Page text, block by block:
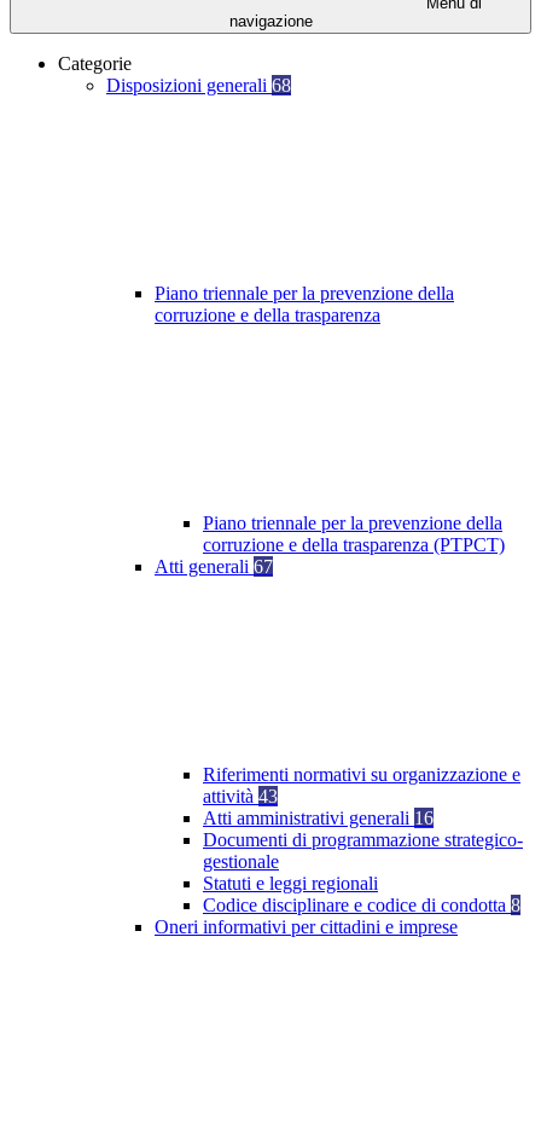
navigazione
Categorie
Disposizioni generali 68
Piano triennale per la prevenzione della
corruzione e della trasparenza
Piano triennale per la prevenzione della
corruzione e della trasparenza (PTPCT)
Atti generali 67
Riferimenti normativi su organizzazione e
attività 43
Atti amministrativi generali 16
Documenti di programmazione strategico-
gestionale
Statuti e leggi regionali
Codice disciplinare e codice di condotta 8
Oneri informativi per cittadini e imprese